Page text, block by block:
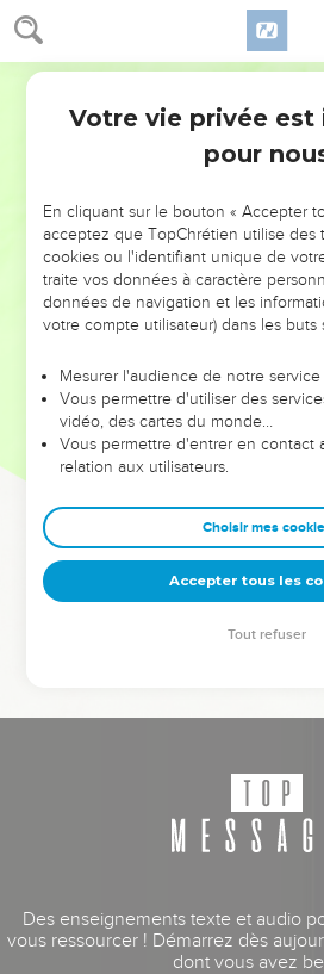
NE MANQUEZ PAS
DE
ET SI LEURS ERREURS
VOTRES ?
leur foi ou leur vision. Mais on voit
et les saisons difficiles qu'ils ont
sont elles qui les ont
Dans cette conférence, leaders,
clés pour avancer avec plus de
deviennent vos tremplins. Que vous
équipe, un groupe ou une famille,
pour vous.
Des enseignements texte et audio
vous ressourcer ! Démarrez dès
dont vous avez
Votre vie privée
pour
En cliquant sur le bouton « Accepter
acceptez que TopChrétien utilise des
cookies ou l'identifiant unique de
traite vos données à caractère
données de navigation et les
votre compte utilisateur) dans les buts
Mesurer l'audience de notre service
Vous permettre d'utiliser des
vidéo, des cartes du monde…
Vous permettre d'entrer en contact
relation aux utilisateurs.
Choisir mes
Accepter tous les
Tout refuser